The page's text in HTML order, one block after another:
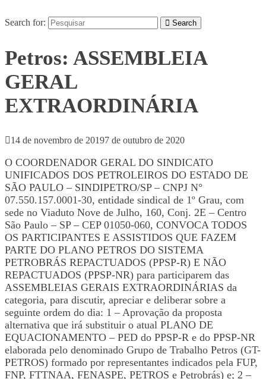
Search for: Search
Petros: ASSEMBLEIA
GERAL
EXTRAORDINÁRIA
14 de novembro de 20197 de outubro de 2020
O COORDENADOR GERAL DO SINDICATO
UNIFICADOS DOS PETROLEIROS DO ESTADO DE
SÃO PAULO – SINDIPETRO/SP – CNPJ N°
07.550.157.0001-30, entidade sindical de 1º Grau, com
sede no Viaduto Nove de Julho, 160, Conj. 2E – Centro
São Paulo – SP – CEP 01050-060, CONVOCA TODOS
OS PARTICIPANTES E ASSISTIDOS QUE FAZEM
PARTE DO PLANO PETROS DO SISTEMA
PETROBRÁS REPACTUADOS (PPSP-R) E NÃO
REPACTUADOS (PPSP-NR) para participarem das
ASSEMBLEIAS GERAIS EXTRAORDINÁRIAS da
categoria, para discutir, apreciar e deliberar sobre a
seguinte ordem do dia: 1 – Aprovação da proposta
alternativa que irá substituir o atual PLANO DE
EQUACIONAMENTO – PED do PPSP-R e do PPSP-NR
elaborada pelo denominado Grupo de Trabalho Petros (GT-
PETROS) formado por representantes indicados pela FUP,
FNP, FTTNAA, FENASPE, PETROS e Petrobrás) e; 2 –